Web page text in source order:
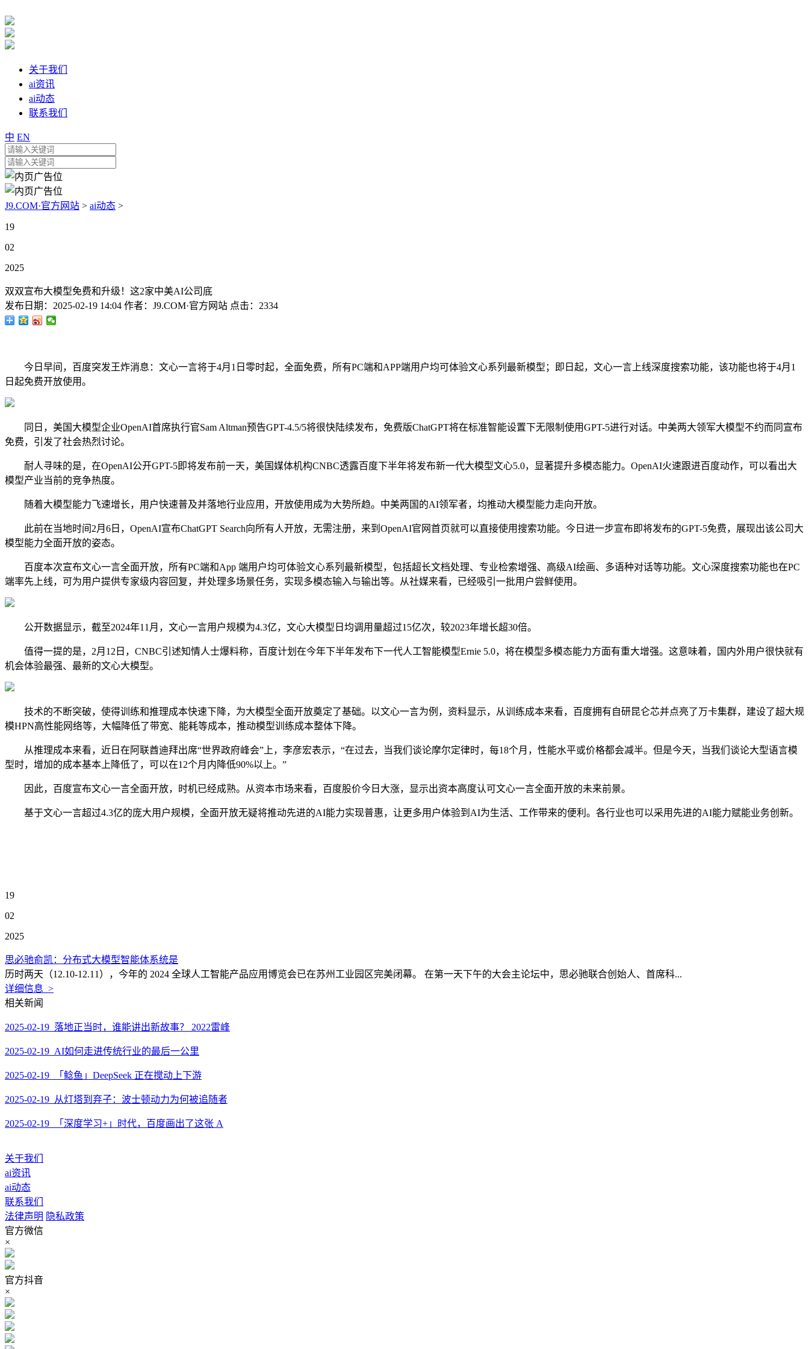
关于我们
ai资讯
ai动态
联系我们
中 EN
J9.COM·官方网站 > ai动态 >
19
02
2025
双双宣布大模型免费和升级！这2家中美AI公司底
发布日期： 2025-02-19 14:04 作者： J9.COM·官方网站 点击： 2334
今日早间，百度突发王炸消息：文心一言将于4月1日零时起，全面免费，所有PC端和APP端用户均可体验文心系列最新模型；即日起，文心一言上线深度搜索功能，该功能也将于4月1
日起免费开放使用。
同日，美国大模型企业OpenAI首席执行官Sam Altman预告GPT-4.5/5将很快陆续发布，免费版ChatGPT将在标准智能设置下无限制使用GPT-5进行对话。中美两大领军大模型不约而同宣布
免费，引发了社会热烈讨论。
耐人寻味的是，在OpenAI公开GPT-5即将发布前一天，美国媒体机构CNBC透露百度下半年将发布新一代大模型文心5.0，显著提升多模态能力。OpenAI火速跟进百度动作，可以看出大
模型产业当前的竞争热度。
随着大模型能力飞速增长，用户快速普及并落地行业应用，开放使用成为大势所趋。中美两国的AI领军者，均推动大模型能力走向开放。
此前在当地时间2月6日，OpenAI宣布ChatGPT Search向所有人开放，无需注册，来到OpenAI官网首页就可以直接使用搜索功能。今日进一步宣布即将发布的GPT-5免费，展现出该公司大
模型能力全面开放的姿态。
百度本次宣布文心一言全面开放，所有PC端和App 端用户均可体验文心系列最新模型，包括超长文档处理、专业检索增强、高级AI绘画、多语种对话等功能。文心深度搜索功能也在PC
端率先上线，可为用户提供专家级内容回复，并处理多场景任务，实现多模态输入与输出等。从社媒来看，已经吸引一批用户尝鲜使用。
公开数据显示，截至2024年11月，文心一言用户规模为4.3亿，文心大模型日均调用量超过15亿次，较2023年增长超30倍。
值得一提的是，2月12日，CNBC引述知情人士爆料称，百度计划在今年下半年发布下一代人工智能模型Ernie 5.0，将在模型多模态能力方面有重大增强。这意味着，国内外用户很快就有
机会体验最强、最新的文心大模型。
技术的不断突破，使得训练和推理成本快速下降，为大模型全面开放奠定了基础。以文心一言为例，资料显示，从训练成本来看，百度拥有自研昆仑芯并点亮了万卡集群，建设了超大规
模HPN高性能网络等，大幅降低了带宽、能耗等成本，推动模型训练成本整体下降。
从推理成本来看，近日在阿联酋迪拜出席“世界政府峰会”上，李彦宏表示，“在过去，当我们谈论摩尔定律时，每18个月，性能水平或价格都会减半。但是今天，当我们谈论大型语言模
型时，增加的成本基本上降低了，可以在12个月内降低90%以上。”
因此，百度宣布文心一言全面开放，时机已经成熟。从资本市场来看，百度股价今日大涨，显示出资本高度认可文心一言全面开放的未来前景。
基于文心一言超过4.3亿的庞大用户规模，全面开放无疑将推动先进的AI能力实现普惠，让更多用户体验到AI为生活、工作带来的便利。各行业也可以采用先进的AI能力赋能业务创新。
19
02
2025
思必驰俞凯：分布式大模型智能体系统是
历时两天（12.10-12.11），今年的 2024 全球人工智能产品应用博览会已在苏州工业园区完美闭幕。 在第一天下午的大会主论坛中，思必驰联合创始人、首席科...
详细信息 >
相关新闻
2025-02-19 落地正当时，谁能讲出新故事？ 2022雷峰
2025-02-19 AI如何走进传统行业的最后一公里
2025-02-19 「鲶鱼」DeepSeek 正在搅动上下游
2025-02-19 从灯塔到弃子：波士顿动力为何被追随者
2025-02-19 「深度学习+」时代，百度画出了这张 A
关于我们
ai资讯
ai动态
联系我们
法律声明 隐私政策
官方微信
×
官方抖音
×